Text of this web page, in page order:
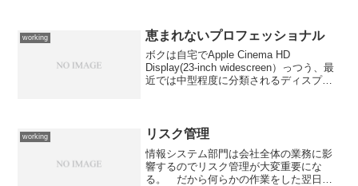
るし、土日祝日も職場に出...
working 恵まれないプロフェッショナル
ボクは自宅でApple Cinema HD
Display(23-inch widescreen）っつう、最
近では中型程度に分類されるディスプレ
working リスク管理
情報システム部門は会社全体の業務に影
響するのでリスク管理が大変重要にな
る。 だから何らかの作業をした翌日も